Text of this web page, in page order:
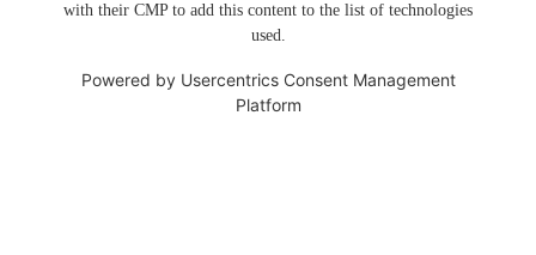
with their CMP to add this content to the list of technologies
used.
Powered by Usercentrics Consent Management
Platform